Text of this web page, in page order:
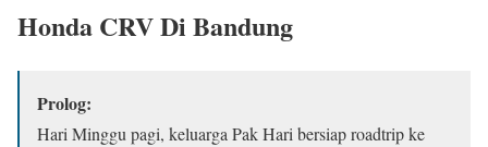
Honda CRV Di Bandung
Prolog:
Hari Minggu pagi, keluarga Pak Hari bersiap roadtrip ke